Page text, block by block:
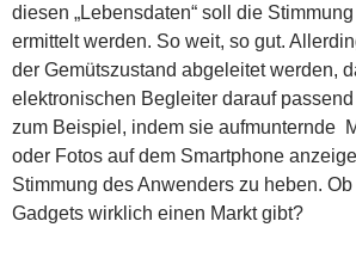
diesen „Lebensdaten“ soll die
ermittelt werden. So weit, so gut.
der Gemütszustand abgeleitet werden,
elektronischen Begleiter darauf
zum Beispiel, indem sie aufmunternde
oder Fotos auf dem Smartphone
Stimmung des Anwenders zu heben.
Gadgets wirklich einen Markt gibt?